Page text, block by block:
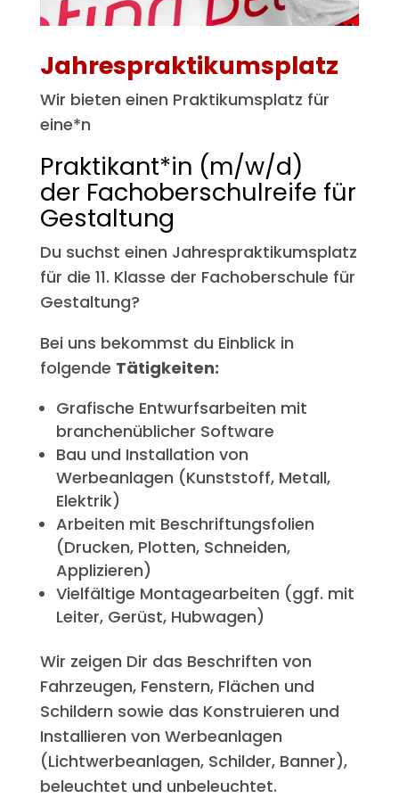
Jahrespraktikumsplatz
Wir bieten einen Praktikumsplatz für
eine*n
Praktikant*in (m/w/d)
der Fachoberschulreife für
Gestaltung
Du suchst einen Jahrespraktikumsplatz
für die 11. Klasse der Fachoberschule für
Gestaltung?
Bei uns bekommst du Einblick in
folgende Tätigkeiten:
Grafische Entwurfsarbeiten mit
branchenüblicher Software
Bau und Installation von
Werbeanlagen (Kunststoff, Metall,
Elektrik)
Arbeiten mit Beschriftungsfolien
(Drucken, Plotten, Schneiden,
Applizieren)
Vielfältige Montagearbeiten (ggf. mit
Leiter, Gerüst, Hubwagen)
Wir zeigen Dir das Beschriften von
Fahrzeugen, Fenstern, Flächen und
Schildern sowie das Konstruieren und
Installieren von Werbeanlagen
(Lichtwerbeanlagen, Schilder, Banner),
beleuchtet und unbeleuchtet.